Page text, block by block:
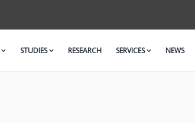
STUDIES RESEARCH SERVICES NEWS